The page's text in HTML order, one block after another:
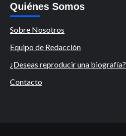
Quiénes Somos
Sobre Nosotros
Equipo de Redacción
¿Deseas reproducir una biografía?
Contacto